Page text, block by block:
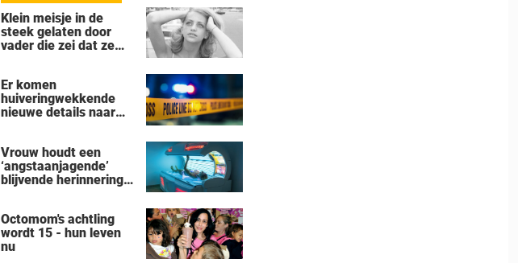
Klein meisje in de
steek gelaten door
vader die zei dat ze
actrice
Er komen
huiveringwekkende
nieuwe details naar
zelfmoord door een
man uit Michigan op
een gezin van zeven
Vrouw houdt een
‘angstaanjagende’
blijvende herinnering
zonnebank
Octomom's achtling
wordt 15 - hun leven
nu